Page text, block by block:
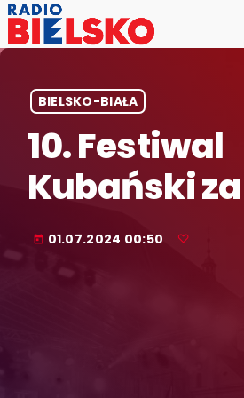
BIELSKO-BIAŁA
10. Festiwal
Kubański
today 01.07.2024 00:50